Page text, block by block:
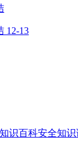
12-13
知识百科安全知识